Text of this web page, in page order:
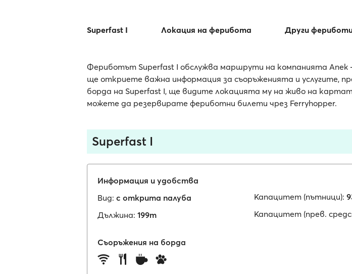
Superfast I Локация на ферибота Други
Фериботът Superfast I обслужва маршрути на компанията Anek -
ще откриете важна информация за съоръженията и услугите,
борда на Superfast I, ще видите локацията му на живо на
можете да резервирате фериботни билети чрез Ferryhopper.
Superfast I
Информация и удобства
Вид: с открита палуба
Дължина: 199m
Капацитет (пътници):
Капацитет (прев.
Съоръжения на борда